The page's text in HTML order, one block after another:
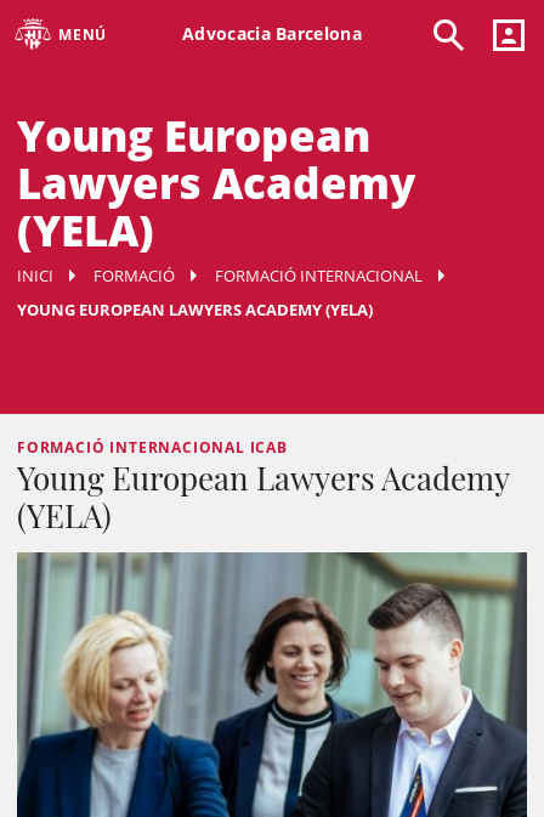
MENÚ Advocacia Barcelona
Young European
Lawyers Academy
(YELA)
INICI FORMACIÓ
FORMACIÓ INTERNACIONAL
YOUNG EUROPEAN LAWYERS ACADEMY (YELA)
FORMACIÓ INTERNACIONAL ICAB
Young European Lawyers Academy
(YELA)